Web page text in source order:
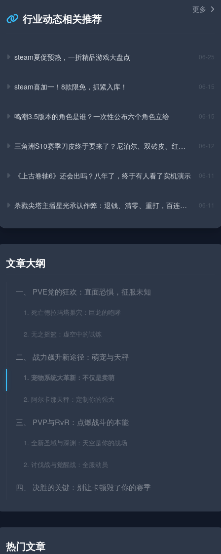
行业动态相关推荐
更多
steam夏促预热，一折精品游戏大盘点 06-25
steam喜加一！8款限免，抓紧入库！ 06-15
鸣潮3.5版本的角色是谁？一次性公布六个角色立绘 06-15
三角洲S10赛季刀皮终于要来了？尼泊尔、双砖皮、红皮
06-12
《上古卷轴6》还会出吗？八年了，终于有人看了实机演示 06-11
杀戮尖塔主播星光承认作弊：退钱、清零、重打，百连从
06-11
文章大纲
一、 PVE党的狂欢：直面恐惧，征服未知
1. 死亡德拉玛塔巢穴：巨龙的咆哮
2. 无之摇篮：虚空中的试炼
二、 战力飙升新途径：萌宠与天秤
1. 宠物系统大革新：不仅是卖萌
2. 阿尔卡那天秤：定制你的强大
三、 PVP与RvR：点燃战斗的本能
1. 全新圣域与深渊：天空是你的战场
2. 讨伐战与觉醒战：全服动员
四、 决胜的关键：别让卡顿毁了你的赛季
热门文章